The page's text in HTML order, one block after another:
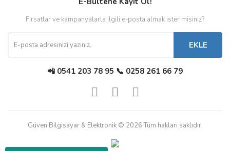
Fırsatlar ve kampanyalarla ilgili e-posta almak ister misiniz?
EKLE
📲 0541 203 78 95 📞 0258 261 66 79
Güven Bilgisayar & Elektronik © 2026 Tüm hakları saklıdır.